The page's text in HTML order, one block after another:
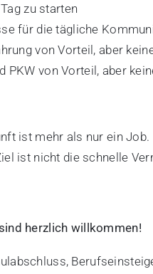
zu starten
für die tägliche
von Vorteil, aber
PKW von Vorteil, aber
ist mehr als nur ein
ist nicht die schnelle
herzlich willkommen!